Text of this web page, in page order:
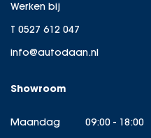
Werken bij
T 0527 612 047
info@autodaan.nl
Showroom
Maandag
09:00 - 18:00